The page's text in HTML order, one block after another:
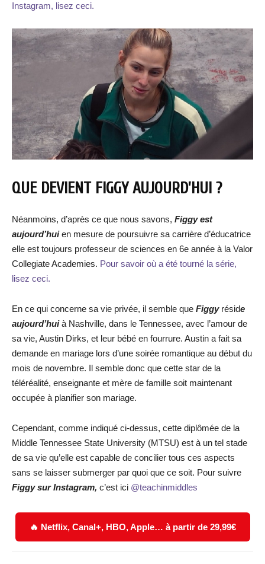
Instagram, lisez ceci.
QUE DEVIENT FIGGY AUJOURD’HUI ?
Néanmoins, d’après ce que nous savons, Figgy est
aujourd’huien mesure de poursuivre sa carrière d’éducatrice
elle est toujours professeur de sciences en 6e année à la Valor
Collegiate Academies. Pour savoir où a été tourné la série,
lisez ceci.
En ce qui concerne sa vie privée, il semble que Figgy réside
aujourd’huià Nashville, dans le Tennessee, avec l’amour de
sa vie, Austin Dirks, et leur bébé en fourrure. Austin a fait sa
demande en mariage lors d’une soirée romantique au début du
mois de novembre. Il semble donc que cette star de la
téléréalité, enseignante et mère de famille soit maintenant
occupée à planifier son mariage.
Cependant, comme indiqué ci-dessus, cette diplômée de la
Middle Tennessee State University (MTSU) est à un tel stade
de sa vie qu’elle est capable de concilier tous ces aspects
sans se laisser submerger par quoi que ce soit. Pour suivre
Figgy sur Instagram, c’est ici @teachinmiddles
🔥 Netflix, Canal+, HBO, Apple… à partir de 29,99€